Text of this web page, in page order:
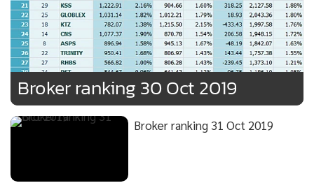
Broker ranking 30 Oct 2019
Broker ranking 31 Oct 2019